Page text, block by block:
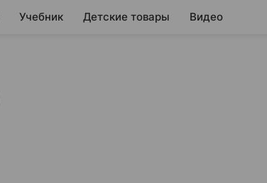
Учебник Детские товары Видео